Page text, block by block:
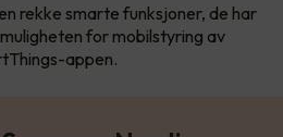
rekke smarte funksjoner, de har
for mobilstyring av
appen.